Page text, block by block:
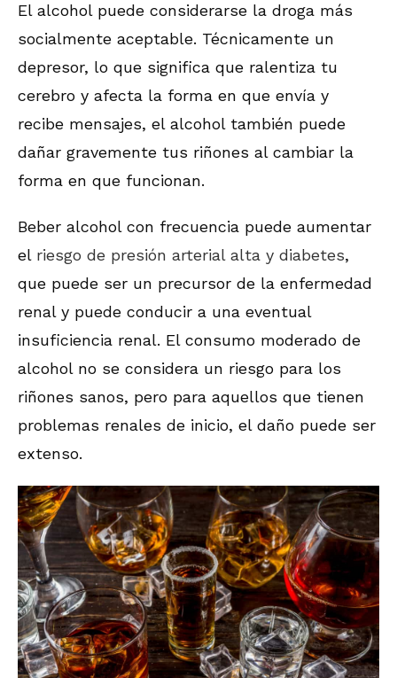
El alcohol puede considerarse la droga más
socialmente aceptable. Técnicamente un
depresor, lo que significa que ralentiza tu
cerebro y afecta la forma en que envía y
recibe mensajes, el alcohol también puede
dañar gravemente tus riñones al cambiar la
forma en que funcionan.
Beber alcohol con frecuencia puede aumentar
el riesgo de presión arterial alta y diabetes,
que puede ser un precursor de la enfermedad
renal y puede conducir a una eventual
insuficiencia renal. El consumo moderado de
alcohol no se considera un riesgo para los
riñones sanos, pero para aquellos que tienen
problemas renales de inicio, el daño puede ser
extenso.